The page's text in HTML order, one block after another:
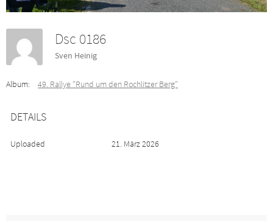
Dsc 0186
Sven Heinig
Album: 49. Rallye "Rund um den Rochlitzer Berg"
DETAILS
Uploaded 21. März 2026